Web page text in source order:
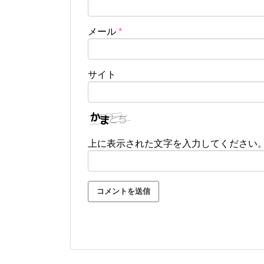
メール *
サイト
上に表示された文字を入力してください